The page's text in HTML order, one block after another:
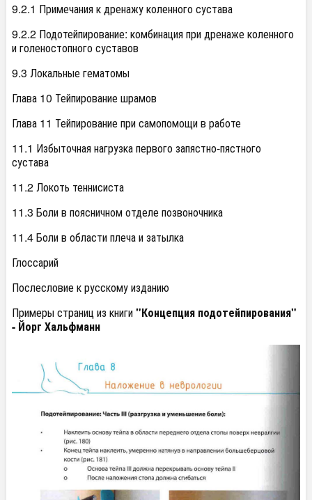
9.2.1 Примечания к дренажу коленного сустава
9.2.2 Подотейпирование: комбинация при дренаже коленного
и голеностопного суставов
9.3 Локальные гематомы
Глава 10 Тейпирование шрамов
Глава 11 Тейпирование при самопомощи в работе
11.1 Избыточная нагрузка первого запястно-пястного
сустава
11.2 Локоть теннисиста
11.3 Боли в поясничном отделе позвоночника
11.4 Боли в области плеча и затылка
Глоссарий
Послесловие к русскому изданию
Примеры страниц из книги"Концепция подотейпирования"
- Йорг Хальфманн